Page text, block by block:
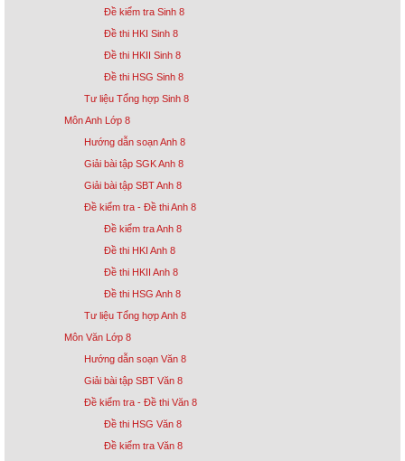
Đề kiểm tra Sinh 8
Đề thi HKI Sinh 8
Đề thi HKII Sinh 8
Đề thi HSG Sinh 8
Tư liệu Tổng hợp Sinh 8
Môn Anh Lớp 8
Hướng dẫn soạn Anh 8
Giải bài tập SGK Anh 8
Giải bài tập SBT Anh 8
Đề kiểm tra - Đề thi Anh 8
Đề kiểm tra Anh 8
Đề thi HKI Anh 8
Đề thi HKII Anh 8
Đề thi HSG Anh 8
Tư liệu Tổng hợp Anh 8
Môn Văn Lớp 8
Hướng dẫn soạn Văn 8
Giải bài tập SBT Văn 8
Đề kiểm tra - Đề thi Văn 8
Đề thi HSG Văn 8
Đề kiểm tra Văn 8